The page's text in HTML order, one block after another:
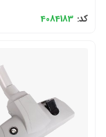
کد: 4084183